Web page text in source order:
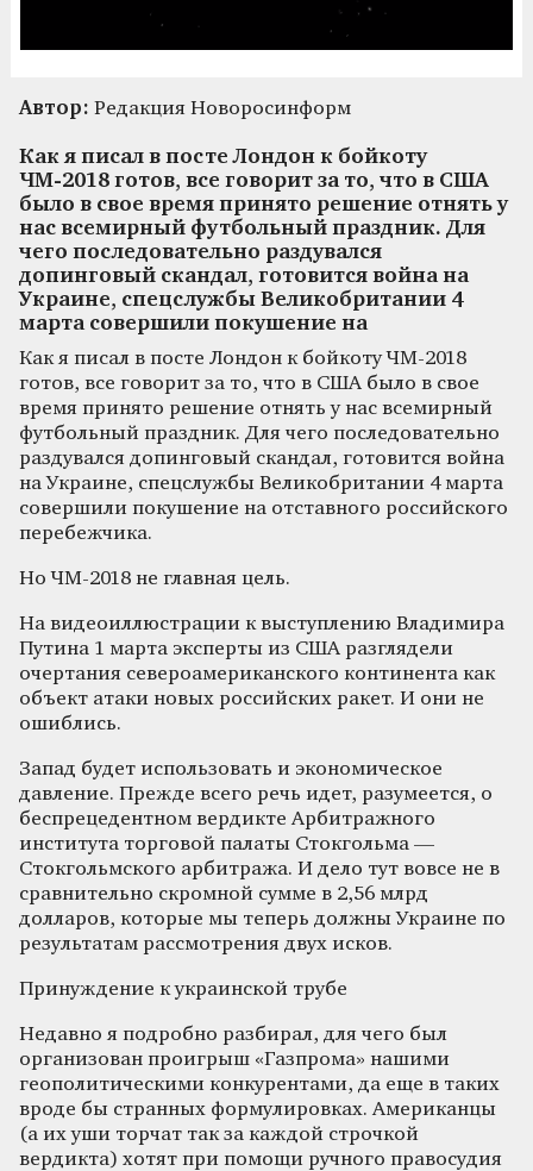
Автор: Редакция Новоросинформ
Как я писал в посте Лондон к бойкоту
ЧМ-2018 готов, все говорит за то, что в США
было в свое время принято решение отнять у
нас всемирный футбольный праздник. Для
чего последовательно раздувался
допинговый скандал, готовится война на
Украине, спецслужбы Великобритании 4
марта совершили покушение на
Как я писал в посте Лондон к бойкоту ЧМ-2018
готов, все говорит за то, что в США было в свое
время принято решение отнять у нас всемирный
футбольный праздник. Для чего последовательно
раздувался допинговый скандал, готовится война
на Украине, спецслужбы Великобритании 4 марта
совершили покушение на отставного российского
перебежчика.
Но ЧМ-2018 не главная цель.
На видеоиллюстрации к выступлению Владимира
Путина 1 марта эксперты из США разглядели
очертания североамериканского континента как
объект атаки новых российских ракет. И они не
ошиблись.
Запад будет использовать и экономическое
давление. Прежде всего речь идет, разумеется, о
беспрецедентном вердикте Арбитражного
института торговой палаты Стокгольма —
Стокгольмского арбитража. И дело тут вовсе не в
сравнительно скромной сумме в 2,56 млрд
долларов, которые мы теперь должны Украине по
результатам рассмотрения двух исков.
Принуждение к украинской трубе
Недавно я подробно разбирал, для чего был
организован проигрыш «Газпрома» нашими
геополитическими конкурентами, да еще в таких
вроде бы странных формулировках. Американцы
(а их уши торчат так за каждой строчкой
вердикта) хотят при помощи ручного правосудия